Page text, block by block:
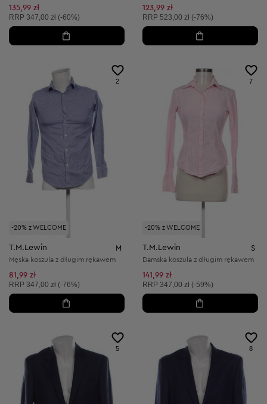
135,99 zł
Cena sugerowana:
RRP 347,00 zł (-60%)
123,99 zł
Cena sugerowana:
RRP 523,00 zł (-76%)
-20% z WELCOME
2
T.M.Lewin M
Męska koszula z długim rękawem
81,99 zł
Cena sugerowana:
RRP 347,00 zł (-76%)
-20% z WELCOME
7
T.M.Lewin S
Damska koszula z długim rękawem
141,99 zł
Cena sugerowana:
RRP 347,00 zł (-59%)
5 8